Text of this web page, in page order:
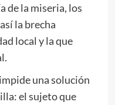
de la miseria, los
la brecha
local y la que
una solución
el sujeto que